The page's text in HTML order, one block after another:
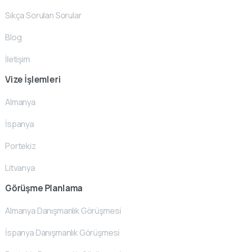
Sıkça Sorulan Sorular
Blog
İletişim
Vize İşlemleri
Almanya
İspanya
Portekiz
Litvanya
Görüşme Planlama
Almanya Danışmanlık Görüşmesi
İspanya Danışmanlık Görüşmesi